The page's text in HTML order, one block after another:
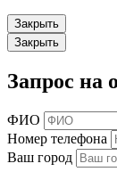
Закрыть
Закрыть
Запрос на
ФИО
Номер телефона
Ваш город